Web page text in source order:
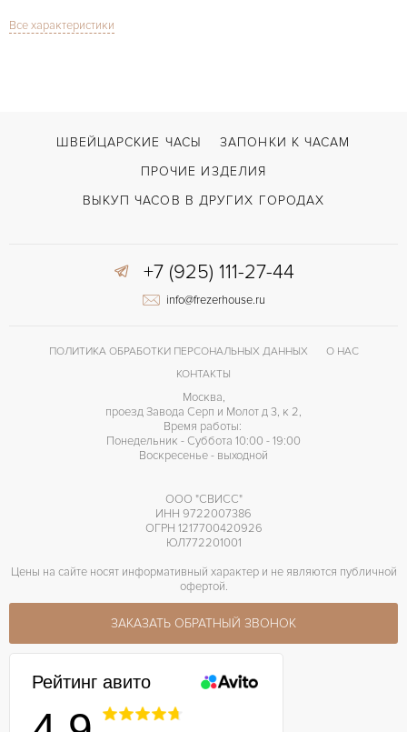
СТЕКЛО
Двойной сложности застежка
Все характеристики
ШВЕЙЦАРСКИЕ ЧАСЫ
ЗАПОНКИ К ЧАСАМ
ПРОЧИЕ ИЗДЕЛИЯ
ВЫКУП ЧАСОВ В ДРУГИХ ГОРОДАХ
+7 (925) 111-27-44
info@frezerhouse.ru
ПОЛИТИКА ОБРАБОТКИ ПЕРСОНАЛЬНЫХ ДАННЫХ
О НАС
КОНТАКТЫ
Москва,
проезд Завода Серп и Молот д 3, к 2,
Время работы:
Понедельник - Суббота 10:00 - 19:00
Воскресенье - выходной
ООО "СВИСС"
ИНН 9722007386
ОГРН 1217700420926
ЮЛ772201001
Цены на сайте носят информативный характер и не являются публичной
офертой.
ЗАКАЗАТЬ ОБРАТНЫЙ ЗВОНОК
Рейтинг авито